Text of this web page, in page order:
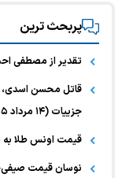
پربحث ترین
تقدیر از مصطفی
قاتل محسن اسدی،
جزییات (۱۴ مرداد ۱۴۰۵)
قیمت اونس طلا به
نوسان قیمت